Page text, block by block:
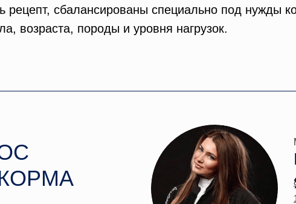
рецепт, сбалансированы специально под нужды
возраста, породы и уровня нагрузок.